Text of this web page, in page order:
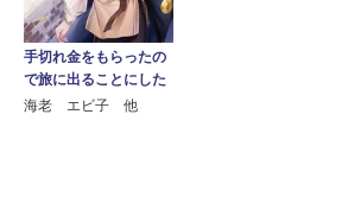
手切れ金をもらったの
で旅に出ることにした
海老 エビ子 他